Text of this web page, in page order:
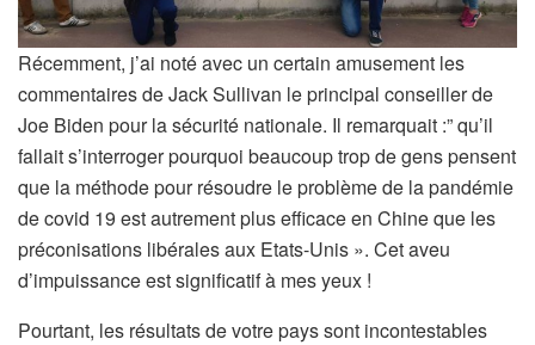
Récemment, j’ai noté avec un certain amusement les
commentaires de Jack Sullivan le principal conseiller de
Joe Biden pour la sécurité nationale. Il remarquait :” qu’il
fallait s’interroger pourquoi beaucoup trop de gens pensent
que la méthode pour résoudre le problème de la pandémie
de covid 19 est autrement plus efficace en Chine que les
préconisations libérales aux Etats-Unis ». Cet aveu
d’impuissance est significatif à mes yeux !
Pourtant, les résultats de votre pays sont incontestables